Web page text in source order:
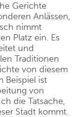
Gerichte
Anlässen,
nimmt
Platz ein. Es
und
Traditionen
von diesem
Beispiel ist
von
die Tatsache,
Stadt kommt.